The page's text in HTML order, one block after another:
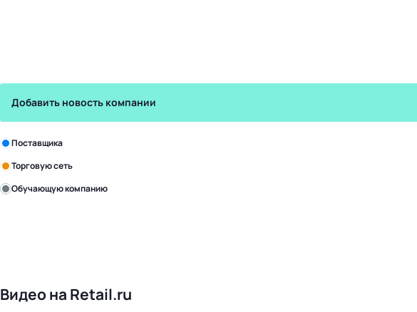
Добавить новость компании
Зарегистрируйте в бизнес-центре:
Поставщика
Торговую сеть
Обучающую компанию
Видео на Retail.ru